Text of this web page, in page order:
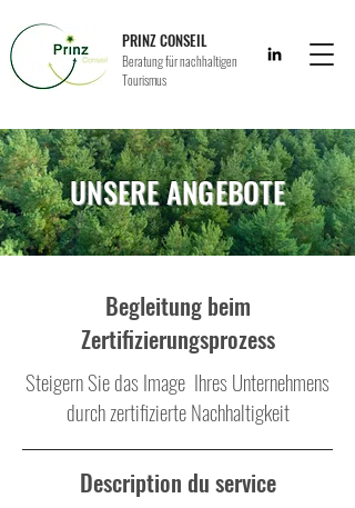
PRINZ CONSEIL
Beratung für nachhaltigen
Tourismus
UNSERE ANGEBOTE
Begleitung beim
Zertifizierungsprozess
Steigern Sie das Image Ihres Unternehmens
durch zertifizierte Nachhaltigkeit
Description du service